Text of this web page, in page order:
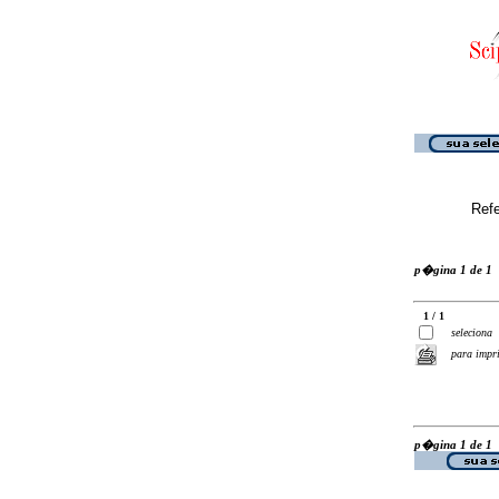
p�gina 1 de 1
1 / 1
seleciona
para
p�gina 1 de 1